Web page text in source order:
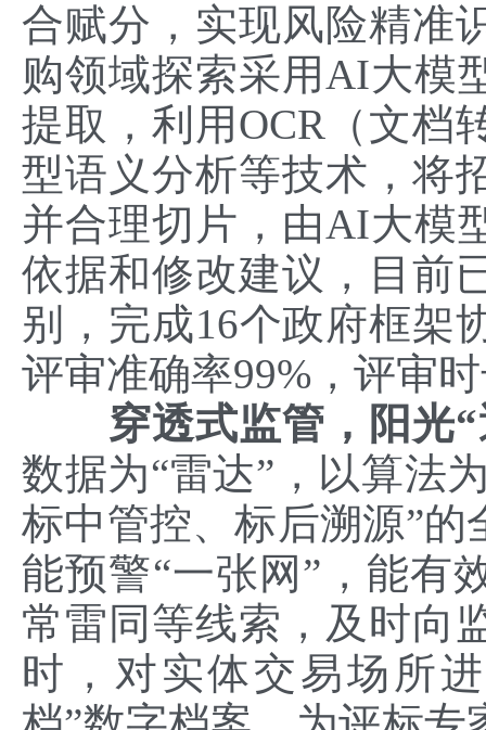
合赋分，实现风险精准
购领域探索采用AI大模
提取，利用OCR（文档
型语义分析等技术，将
并合理切片，由AI大模
依据和修改建议，目前
别，完成16个政府框架
评审准确率99%，评审
穿透式监管，阳光
数据为“雷达”，以算法
标中管控、标后溯源”
能预警“一张网”，能有
常雷同等线索，及时向
时，对实体交易场所